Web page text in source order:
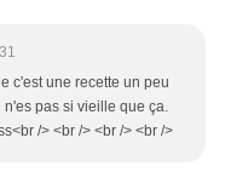
c'est une recette un peu
pas si vieille que ça.
/> <br /> <br /> <br />